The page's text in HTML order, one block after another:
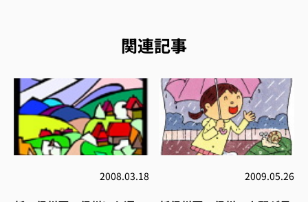
関連記事
2008.03.18 2009.05.26